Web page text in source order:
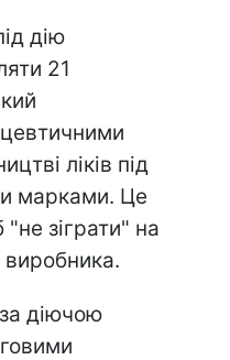
дію
21
ліків під
марками. Це
зіграти" на
виробника.
діючою